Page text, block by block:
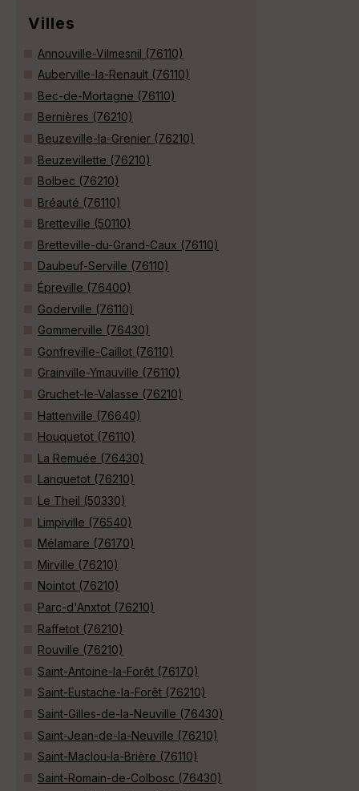
Villes
Annouville-Vilmesnil (76110)
Auberville-la-Renault (76110)
Bec-de-Mortagne (76110)
Bernières (76210)
Beuzeville-la-Grenier (76210)
Beuzevillette (76210)
Bolbec (76210)
Bréauté (76110)
Bretteville (50110)
Bretteville-du-Grand-Caux (76110)
Daubeuf-Serville (76110)
Épreville (76400)
Goderville (76110)
Gommerville (76430)
Gonfreville-Caillot (76110)
Grainville-Ymauville (76110)
Gruchet-le-Valasse (76210)
Hattenville (76640)
Houquetot (76110)
La Remuée (76430)
Lanquetot (76210)
Le Theil (50330)
Limpiville (76540)
Mélamare (76170)
Mirville (76210)
Nointot (76210)
Parc-d'Anxtot (76210)
Raffetot (76210)
Rouville (76210)
Saint-Antoine-la-Forêt (76170)
Saint-Eustache-la-Forêt (76210)
Saint-Gilles-de-la-Neuville (76430)
Saint-Jean-de-la-Neuville (76210)
Saint-Maclou-la-Brière (76110)
Saint-Romain-de-Colbosc (76430)